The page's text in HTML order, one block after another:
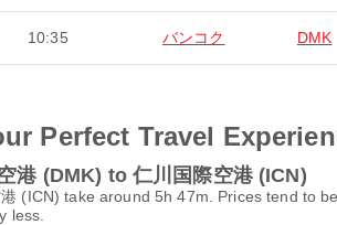
10:35 バンコク DMK
Perfect Travel
港 (DMK) to 仁川国際空港 (ICN)
(ICN) take around 5h 47m. Prices tend to
less.